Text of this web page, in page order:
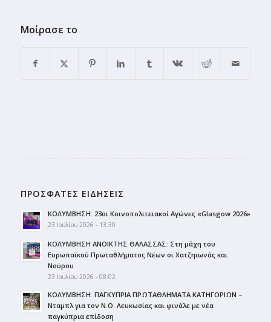
Μοίρασε το
ΠΡΟΣΦΑΤΕΣ ΕΙΔΗΣΕΙΣ
ΚΟΛΥΜΒΗΣΗ: 23οι Κοινοπολιτειακοί Αγώνες «Glasgow 2026»
23 Ιουλίου 2026 - 13:30
ΚΟΛΥΜΒΗΣΗ ΑΝΟΙΚΤΗΣ ΘΑΛΑΣΣΑΣ: Στη μάχη του
Ευρωπαϊκού Πρωταθλήματος Νέων οι Χατζηιωνάς και
Νούρου
23 Ιουλίου 2026 - 08:02
ΚΟΛΥΜΒΗΣΗ: ΠΑΓΚΥΠΡΙΑ ΠΡΩΤΑΘΛΗΜΑΤΑ ΚΑΤΗΓΟΡΙΩΝ –
Νταμπλ για τον Ν.Ο. Λευκωσίας και φινάλε με νέα
παγκύπρια επίδοση